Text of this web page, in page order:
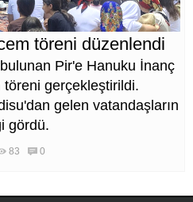
töreni düzenlendi
Pir'e Hanuku İnanç
gerçekleştirildi.
gelen vatandaşların
gördü.
83 0